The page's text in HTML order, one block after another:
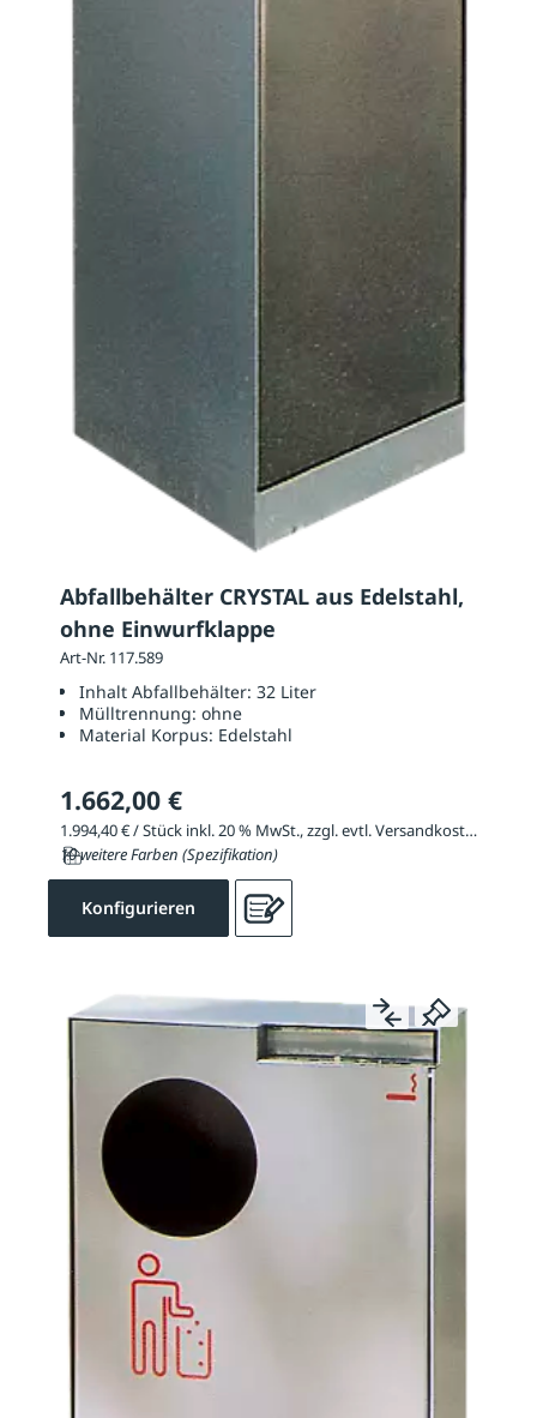
Abfallbehälter CRYSTAL aus Edelstahl,
ohne Einwurfklappe
Art-Nr. 117.589
Inhalt Abfallbehälter: 32 Liter
Mülltrennung: ohne
Material Korpus: Edelstahl
1.662,00 €
1.994,40 € / Stück inkl. 20 % MwSt., zzgl. evtl. Versandkosten
10 weitere Farben (Spezifikation)
Konfigurieren